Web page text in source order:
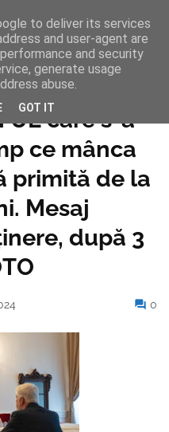
care s-a
ce mânca
primită de la
Mesaj
după 3
0
to deliver its services
and user-agent are
and security
generate usage
abuse.
GOT IT